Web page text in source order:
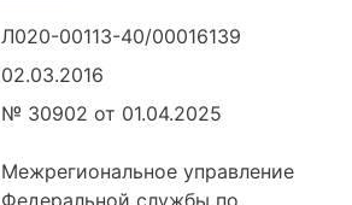
Л020-00113-40/00016139
02.03.2016
№ 30902 от 01.04.2025
Межрегиональное управление
Федеральной службы по